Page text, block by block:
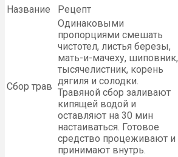
Название Рецепт
Сбор трав
Одинаковыми
пропорциями смешать
чистотел, листья березы,
мать-и-мачеху, шиповник,
тысячелистник, корень
дягиля и солодки.
Травяной сбор заливают
кипящей водой и
оставляют на 30 мин
настаиваться. Готовое
средство процеживают и
принимают внутрь.